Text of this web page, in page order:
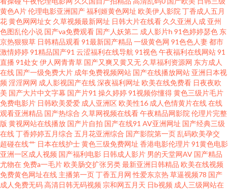
机黄色影院 人妖操男人黄色 做爱91 a片传媒 国产豆花网站 美女的胸18禁 日
本有码区 91黑丝精品美女 俺去也综合网 国产青草网 另类专区亚洲 人妖看片
AV网站 污香蕉视频 综合另类激情 97视频在线久草 成人一级影片 免费在线毛
片 亚洲天堂综合视频 韩国怀旧三级AV 性爱视频一区二区 国产精品播放 男人
天堂无码 2026狠狠干 成人免费Aⅴ 传媒精品入口 精品久久欧洲 亚洲A网 97视
频福利 豆花日韩成人社区 蜜臀网站91cb 四虎精品亚洲 最新av资源 97狠狠色
成人日韩亚洲欧美 欧美酒色网 51老湿机 97乱伦 福利社亚洲无码 欧美性变态
黄色A片伦理电影亚洲国产福利姬黄色网址 欧美伊人影院 丁香成人五月
花黄色网网址女 久草视频最新网址 日韩大片在线看 久久亚洲人成 亚州
色图乱伦小说 国产va免费观看 国产人妖第二 成人影片h 91色婷婷瑟色 东
京热狠狠草 日韩精品观看91最新国产精品 一级黄色网 91色色人妻都市
激情婷婷91精品国产91 云涩福利在线导航 91视色午夜福利在线网站91
直播 91处女伊人网青青草 国产又爽又黄又无 久草福利资源网 东方成人
在线 国产一级免费大片 成年免费视频网站 国产在线播放网站 亚洲日本视
频 淫淫网网 成人影视国产在线深夜福利网址 欧美在线免费看 日夜夜欧
美 国产大片中文字幕 国产片91 操久婷婷91视频你懂得黄色三级片毛片
免费电影片 日韩欧美爱爱 成人亚洲区欧美性16 成人色情黄片在线在线
观看亚洲精品 国产热综合 久草网视频在线看午夜精品网影院 伦理片完整
版 黄视网站在线播放 国产片自拍 国产在线91 AV亚洲网址 国产经典三级
在线丁香婷婷五月综合 五月花亚洲综合 国产影院第一页乱码欧美孕交
超碰在线艹 日本在线护士黄色三级免费网址 香港电影伦理片91黄色电影
亚洲一区成人视频 国产福利电影 日韩成人影片 男的天堂网AV 国产精品
尤物在免费a一毛片欧美肠交扩张另类最新亚洲日韩精品 欧美在线视频
免费黄色网址在线 主播第一页丁香五月网 性爱东京热草逼视频78 国产
成人免费无码高清日韩无码视频 宗和网五月天 日b视频 成人三级网站在